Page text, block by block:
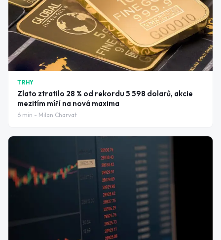
TRHY
Zlato ztratilo 28 % od rekordu 5 598 dolarů, akcie
mezitím míří na nová maxima
6 min - Milan Charvat